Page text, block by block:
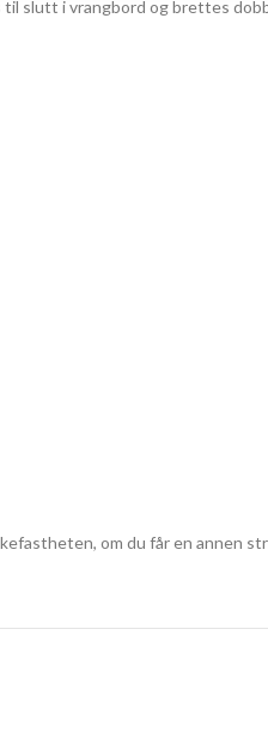
slutt i vrangbord og brettes
om du får en annen